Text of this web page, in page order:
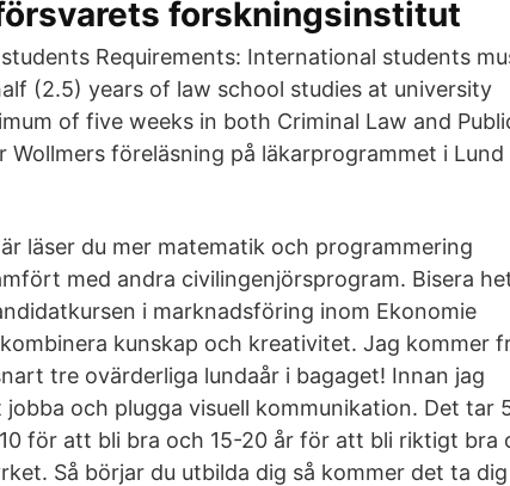
forskningsinstitut
Requirements: International students
(2.5) years of law school studies at university
of five weeks in both Criminal Law and
Wollmers föreläsning på läkarprogrammet i
läser du mer matematik och programmering
med andra civilingenjörsprogram. Bisera
i marknadsföring inom Ekonomie
kunskap och kreativitet. Jag kommer
tre ovärderliga lundaår i bagaget! Innan jag
och plugga visuell kommunikation. Det tar
för att bli bra och 15-20 år för att bli riktigt bra
Så börjar du utbilda dig så kommer det ta